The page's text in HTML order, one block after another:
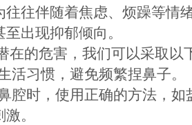
往往伴随着焦虑、烦躁等情
出现抑郁倾向。
在的危害，我们可以采取以
活习惯，避免频繁捏鼻子。
腔时，使用正确的方法，如
。